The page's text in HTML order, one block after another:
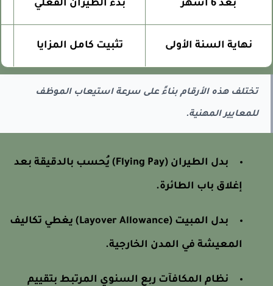
بعد 6 أشهر بدء الطيران الفعلي
نهاية السنة الأولى تثبيت كامل المزايا
تختلف هذه الأرقام بناءً على سرعة استيعاب الموظف
للمعايير المهنية.
بدل الطيران (Flying Pay) يُحسب بالدقيقة بعد
إغلاق باب الطائرة.
بدل المبيت (Layover Allowance) يغطي تكاليف
المعيشة في المدن الخارجية.
نظام المكافآت ربع السنوي المرتبط بتقييم